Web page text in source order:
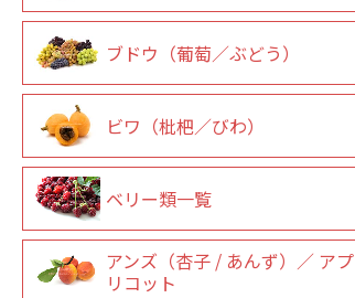
ブドウ（葡萄／ぶどう）
ビワ（枇杷／びわ）
ベリー類一覧
アンズ（杏子 / あんず）／ アプ
リコット